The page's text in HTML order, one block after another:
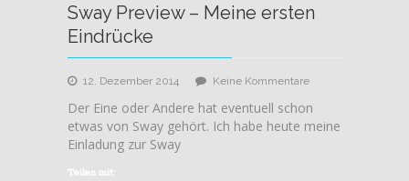
Sway Preview – Meine ersten
Eindrücke
12. Dezember 2014 Keine Kommentarezu
Preview
–
Der Eine oder Andere hat eventuell schon
etwas von Sway gehört. Ich habe heute meine
Einladung zur Sway
Teilen mit: